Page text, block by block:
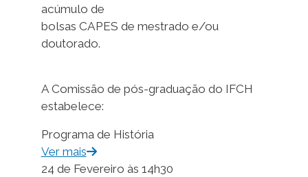
acúmulo de
bolsas CAPES de mestrado e/ou
doutorado.
A Comissão de pós-graduação do IFCH
estabelece:
Programa de História
Ver mais
24 de Fevereiro às 14h30